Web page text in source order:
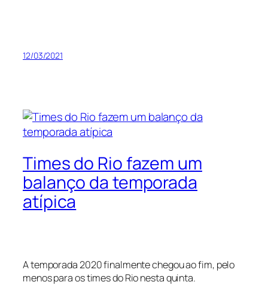
12/03/2021
Times do Rio fazem um
balanço da temporada
atípica
A temporada 2020 finalmente chegou ao fim, pelo
menos para os times do Rio nesta quinta.